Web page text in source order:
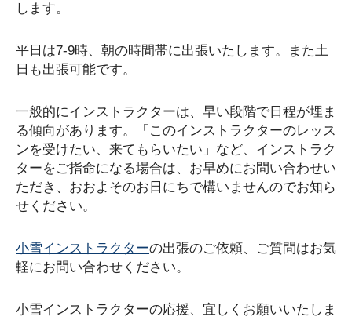
します。
平日は7-9時、朝の時間帯に出張いたします。また土
日も出張可能です。
一般的にインストラクターは、早い段階で日程が埋ま
る傾向があります。「このインストラクターのレッス
ンを受けたい、来てもらいたい」など、インストラク
ターをご指命になる場合は、お早めにお問い合わせい
ただき、おおよそのお日にちで構いませんのでお知ら
せください。
小雪インストラクターの出張のご依頼、ご質問はお気
軽にお問い合わせください。
小雪インストラクターの応援、宜しくお願いいたしま